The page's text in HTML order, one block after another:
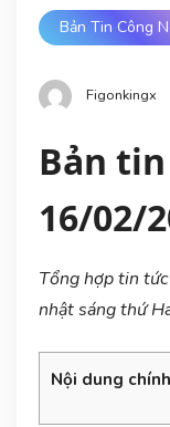
Bản Tin Công
Figonkingx
Bản
16/02/
Tổng hợp tin
nhật sáng thứ
Nội dung chính